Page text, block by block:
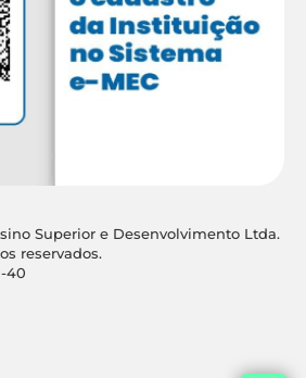
Superior e Desenvolvimento Ltda.
reservados.
40